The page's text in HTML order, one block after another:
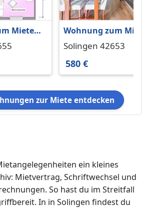
Mieten
€ 76.5
Wohnung zum Mieten
in Solingen 580 € 59.5
Solingen 42653
580 €
zur Miete entdecken
ein kleines
Mietvertrag, Schriftwechsel und
So hast du im Streitfall
In in Solingen findest du